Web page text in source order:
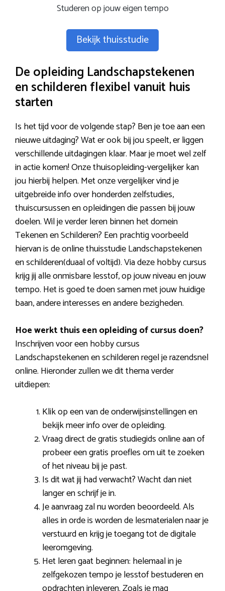
Studeren op jouw eigen tempo
Bekijk thuisstudie
De opleiding Landschapstekenen
en schilderen flexibel vanuit huis
starten
Is het tijd voor de volgende stap? Ben je toe aan een
nieuwe uitdaging? Wat er ook bij jou speelt, er liggen
verschillende uitdagingen klaar. Maar je moet wel zelf
in actie komen! Onze thuisopleiding-vergelijker kan
jou hierbij helpen. Met onze vergelijker vind je
uitgebreide info over honderden zelfstudies,
thuiscursussen en opleidingen die passen bij jouw
doelen. Wil je verder leren binnen het domein
Tekenen en Schilderen? Een prachtig voorbeeld
hiervan is de online thuisstudie Landschapstekenen
en schilderen(duaal of voltijd). Via deze hobby cursus
krijg jij alle onmisbare lesstof, op jouw niveau en jouw
tempo. Het is goed te doen samen met jouw huidige
baan, andere interesses en andere bezigheden.
Hoe werkt thuis een opleiding of cursus doen?
Inschrijven voor een hobby cursus
Landschapstekenen en schilderen regel je razendsnel
online. Hieronder zullen we dit thema verder
uitdiepen:
Klik op een van de onderwijsinstellingen en
bekijk meer info over de opleiding.
Vraag direct de gratis studiegids online aan of
probeer een gratis proefles om uit te zoeken
of het niveau bij je past.
Is dit wat jij had verwacht? Wacht dan niet
langer en schrijf je in.
Je aanvraag zal nu worden beoordeeld. Als
alles in orde is worden de lesmaterialen naar je
verstuurd en krijg je toegang tot de digitale
leeromgeving.
Het leren gaat beginnen: helemaal in je
zelfgekozen tempo je lesstof bestuderen en